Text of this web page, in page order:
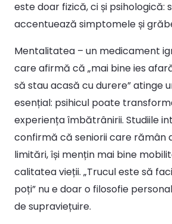
este doar fizică, ci și psihologică:
accentuează simptomele și
Mentalitatea – un medicament
care afirmă că „mai bine ies
să stau acasă cu durere” atinge
esențial: psihicul poate
experiența îmbătrânirii. Studiile
confirmă că seniorii care rămân
limitări, își mențin mai bine
calitatea vieții. „Trucul este să
poți” nu e doar o filosofie
de supraviețuire.